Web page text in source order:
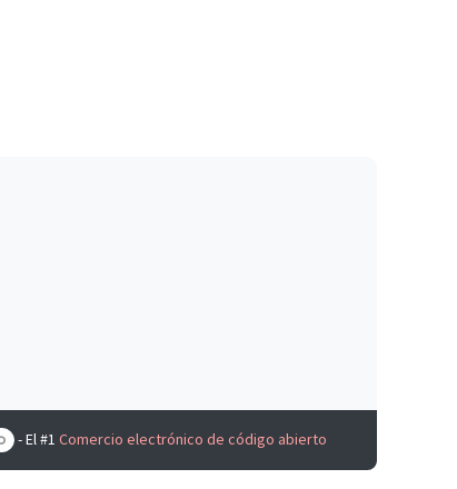
- El #1 Comercio electrónico de código abierto